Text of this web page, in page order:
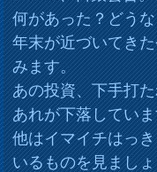
何があった？どう
年末が近づいてき
みます。
あの投資、下手打
あれが下落してい
他はイマイチはっ
いるものを見まし